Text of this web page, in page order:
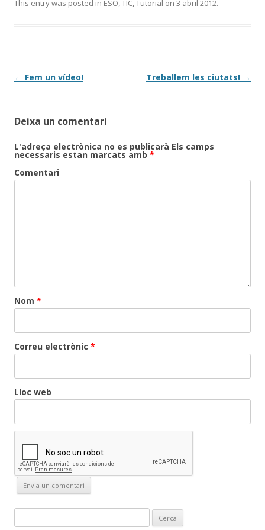
e
k
itt m
This entry was posted in ESO,TIC,Tutorial on 3 abril 2012.
Post
← Fem un vídeo! Treballem les ciutats! →
Deixa un comentari
L'adreça electrònica no es publicarà Els camps
necessaris estan marcats amb *
Comentari
Nom *
Correu electrònic *
Lloc web